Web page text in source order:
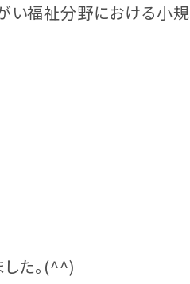
い福祉分野における小規
た。(^^)